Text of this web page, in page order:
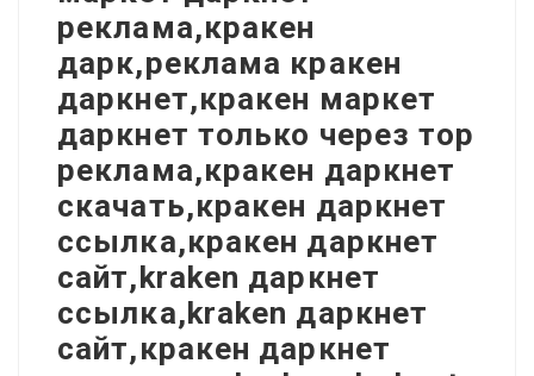
реклама,кракен
дарк,реклама кракен
даркнет,кракен маркет
даркнет только через тор
реклама,кракен даркнет
скачать,кракен даркнет
ссылка,кракен даркнет
сайт,kraken даркнет
ссылка,kraken даркнет
сайт,кракен даркнет